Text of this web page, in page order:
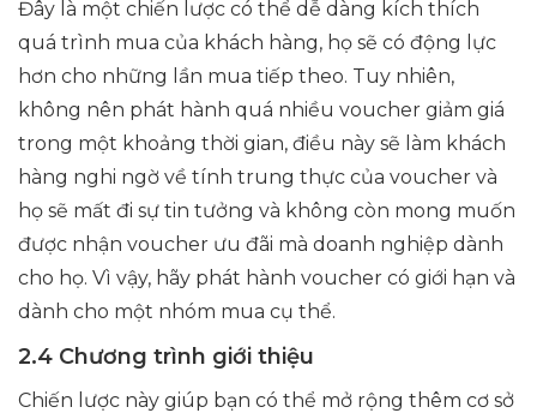
Đây là một chiến lược có thể dễ dàng kích thích
quá trình mua của khách hàng, họ sẽ có động lực
hơn cho những lần mua tiếp theo. Tuy nhiên,
không nên phát hành quá nhiều voucher giảm giá
trong một khoảng thời gian, điều này sẽ làm khách
hàng nghi ngờ về tính trung thực của voucher và
họ sẽ mất đi sự tin tưởng và không còn mong muốn
được nhận voucher ưu đãi mà doanh nghiệp dành
cho họ. Vì vậy, hãy phát hành voucher có giới hạn và
dành cho một nhóm mua cụ thể.
2.4 Chương trình giới thiệu
Chiến lược này giúp bạn có thể mở rộng thêm cơ sở